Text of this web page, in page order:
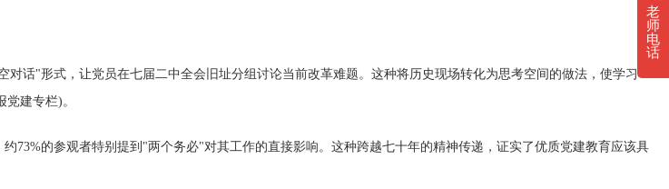
话"形式，让党员在七届二中全会旧址分组讨论当前改革难题。这种将历史现场转化为思考空间的做法，使学习
建专栏)。
的参观者特别提到"两个务必"对其工作的直接影响。这种跨越七十年的精神传递，证实了优质党建教育应该具
老
师
电
话